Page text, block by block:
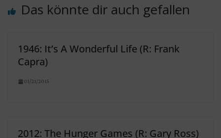
Das könnte dir auch gefallen
1946: It’s A Wonderful Life (R: Frank
Capra)
01/21/2015
2012: The Hunger Games (R: Gary Ross)